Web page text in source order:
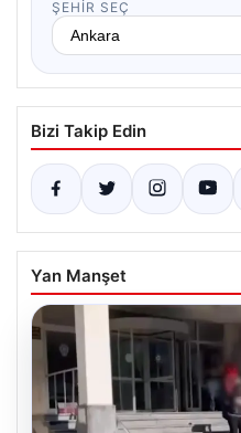
ŞEHIR SEÇ
Bizi Takip Edin
Yan Manşet